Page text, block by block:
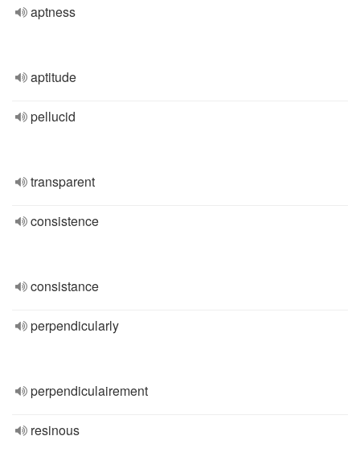
aptness
aptitude
pellucid
transparent
consistence
consistance
perpendicularly
perpendiculairement
resinous